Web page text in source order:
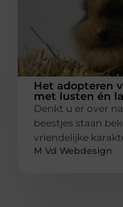
Het adopteren
met lusten én
Denkt u er over
beestjes staan
vriendelijke
M Vd Webdesign